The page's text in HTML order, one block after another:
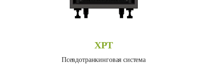
XPT
Псевдотранкинговая система